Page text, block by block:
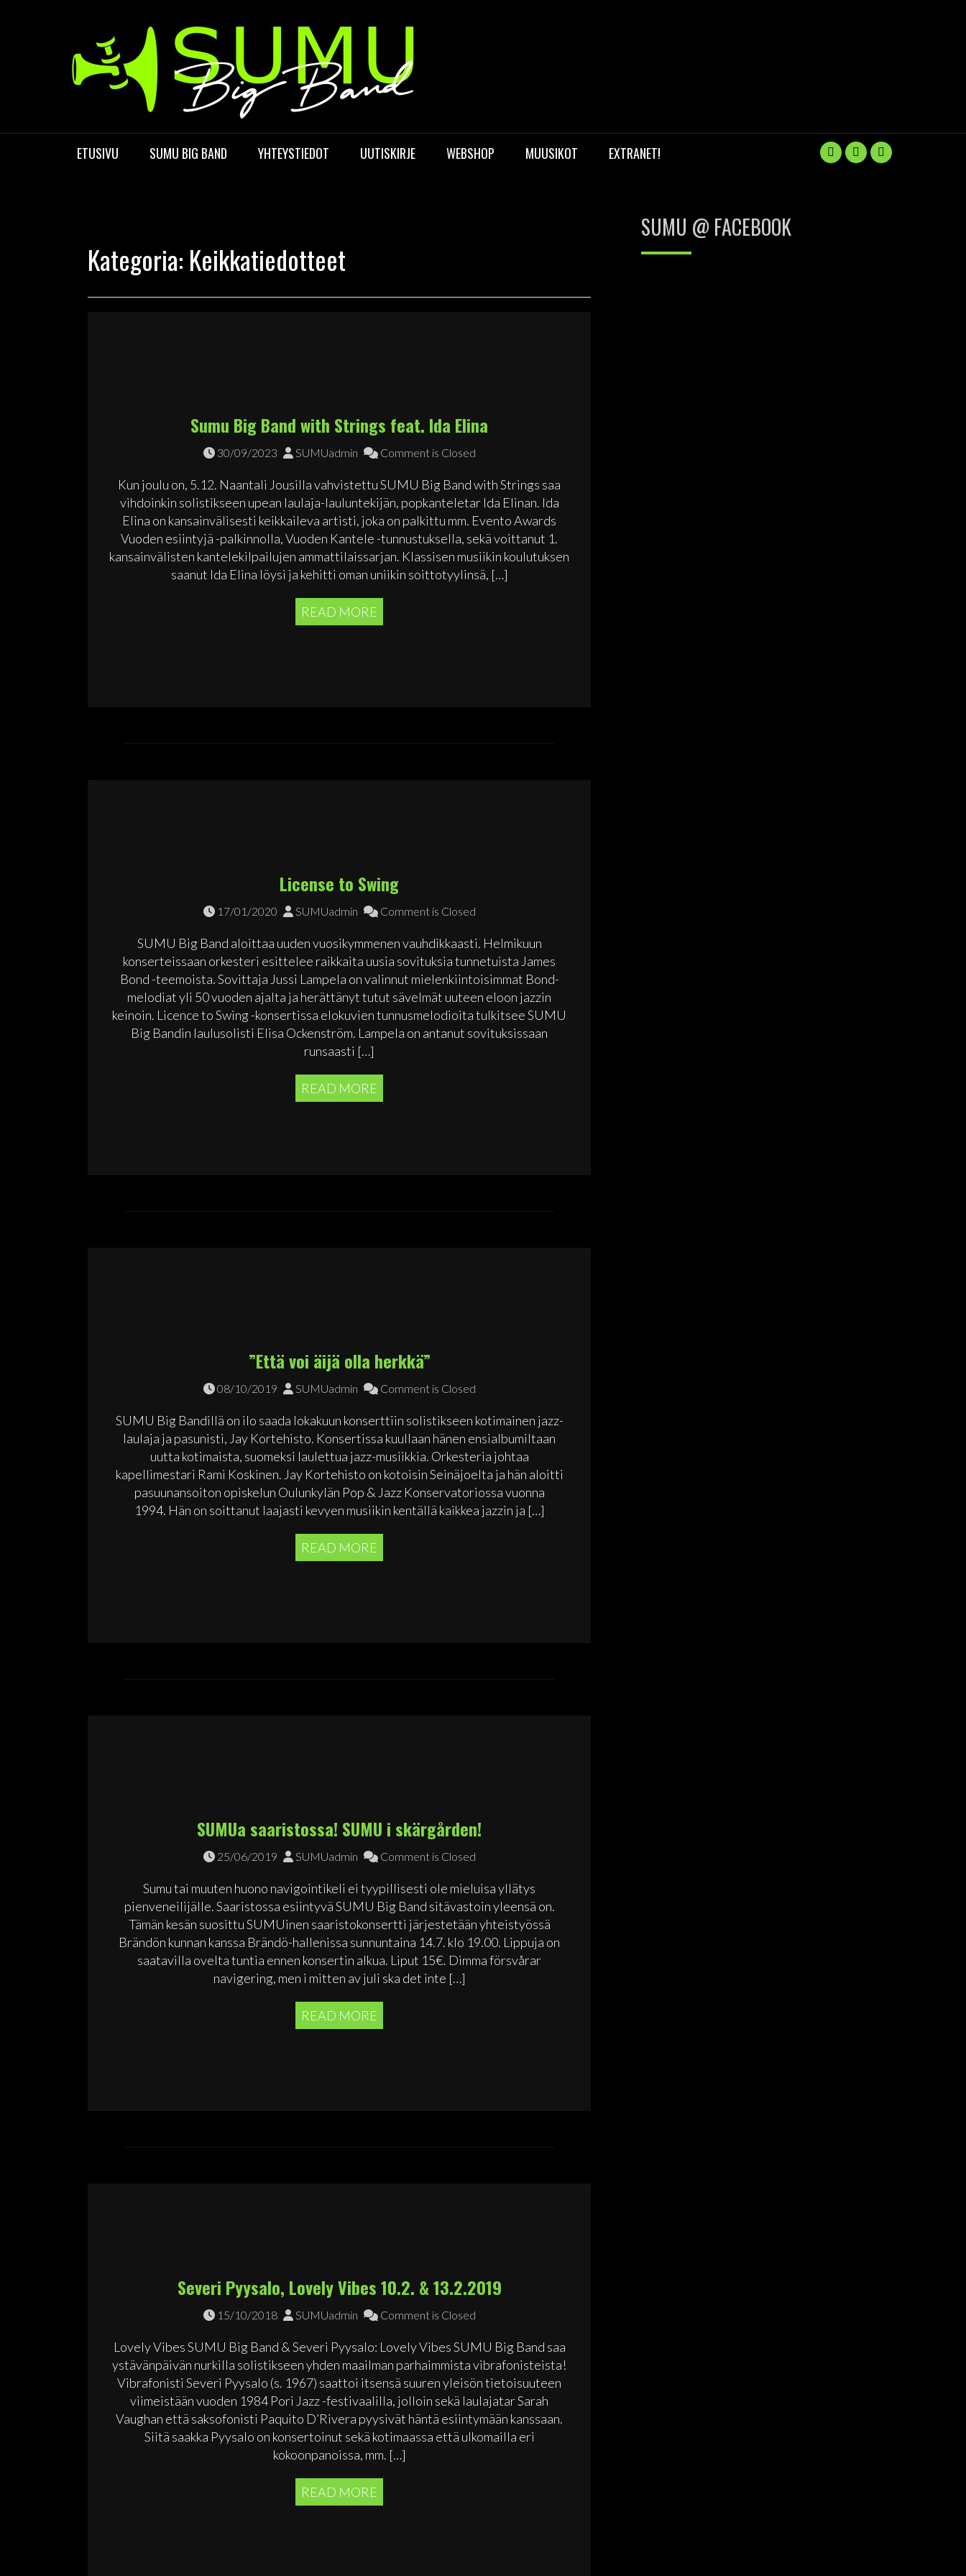
ETUSIVU SUMU BIG BAND YHTEYSTIEDOT UUTISKIRJE WEBSHOP MUUSIKOT EXTRANET!
Kategoria: Keikkatiedotteet
Sumu Big Band with Strings feat. Ida Elina
30/09/2023 SUMUadmin Comment is Closed
Kun joulu on, 5.12. Naantali Jousilla vahvistettu SUMU Big Band with Strings saa
vihdoinkin solistikseen upean laulaja-lauluntekijän, popkanteletar Ida Elinan. Ida
Elina on kansainvälisesti keikkaileva artisti, joka on palkittu mm. Evento Awards
Vuoden esiintyjä -palkinnolla, Vuoden Kantele -tunnustuksella, sekä voittanut 1.
kansainvälisten kantelekilpailujen ammattilaissarjan. Klassisen musiikin koulutuksen
saanut Ida Elina löysi ja kehitti oman uniikin soittotyylinsä, […]
READ MORE
License to Swing
17/01/2020 SUMUadmin Comment is Closed
SUMU Big Band aloittaa uuden vuosikymmenen vauhdikkaasti. Helmikuun
konserteissaan orkesteri esittelee raikkaita uusia sovituksia tunnetuista James
Bond -teemoista. Sovittaja Jussi Lampela on valinnut mielenkiintoisimmat Bond-
melodiat yli 50 vuoden ajalta ja herättänyt tutut sävelmät uuteen eloon jazzin
keinoin. Licence to Swing -konsertissa elokuvien tunnusmelodioita tulkitsee SUMU
Big Bandin laulusolisti Elisa Ockenström. Lampela on antanut sovituksissaan
runsaasti […]
READ MORE
”Että voi äijä olla herkkä”
08/10/2019 SUMUadmin Comment is Closed
SUMU Big Bandillä on ilo saada lokakuun konserttiin solistikseen kotimainen jazz-
laulaja ja pasunisti, Jay Kortehisto. Konsertissa kuullaan hänen ensialbumiltaan
uutta kotimaista, suomeksi laulettua jazz-musiikkia. Orkesteria johtaa
kapellimestari Rami Koskinen. Jay Kortehisto on kotoisin Seinäjoelta ja hän aloitti
pasuunansoiton opiskelun Oulunkylän Pop & Jazz Konservatoriossa vuonna
1994. Hän on soittanut laajasti kevyen musiikin kentällä kaikkea jazzin ja […]
READ MORE
SUMUa saaristossa! SUMU i skärgården!
25/06/2019 SUMUadmin Comment is Closed
Sumu tai muuten huono navigointikeli ei tyypillisesti ole mieluisa yllätys
pienveneilijälle. Saaristossa esiintyvä SUMU Big Band sitävastoin yleensä on.
Tämän kesän suosittu SUMUinen saaristokonsertti järjestetään yhteistyössä
Brändön kunnan kanssa Brändö-hallenissa sunnuntaina 14.7. klo 19.00. Lippuja on
saatavilla ovelta tuntia ennen konsertin alkua. Liput 15€. Dimma försvårar
navigering, men i mitten av juli ska det inte […]
READ MORE
Severi Pyysalo, Lovely Vibes 10.2. & 13.2.2019
15/10/2018 SUMUadmin Comment is Closed
Lovely Vibes SUMU Big Band & Severi Pyysalo: Lovely Vibes SUMU Big Band saa
ystävänpäivän nurkilla solistikseen yhden maailman parhaimmista vibrafonisteista!
Vibrafonisti Severi Pyysalo (s. 1967) saattoi itsensä suuren yleisön tietoisuuteen
viimeistään vuoden 1984 Pori Jazz -festivaalilla, jolloin sekä laulajatar Sarah
Vaughan että saksofonisti Paquito D’Rivera pyysivät häntä esiintymään kanssaan.
Siitä saakka Pyysalo on konsertoinut sekä kotimaassa että ulkomailla eri
kokoonpanoissa, mm. […]
READ MORE
SUMU @ FACEBOOK